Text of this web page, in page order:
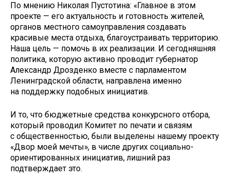
По мнению Николая Пустотина: «Главное в этом
проекте — его актуальность и готовность жителей,
органов местного самоуправления создавать
красивые места отдыха, благоустраивать территорию.
Наша цель — помочь в их реализации. И сегодняшняя
политика, которую активно проводит губернатор
Александр Дрозденко вместе с парламентом
Ленинградской области, направлена именно
на поддержку подобных инициатив.
И то, что бюджетные средства конкурсного отбора,
который проводил Комитет по печати и связям
с общественностью, были выделены нашему проекту
«Двор моей мечты», в числе других социально-
ориентированных инициатив, лишний раз
подтверждает это.